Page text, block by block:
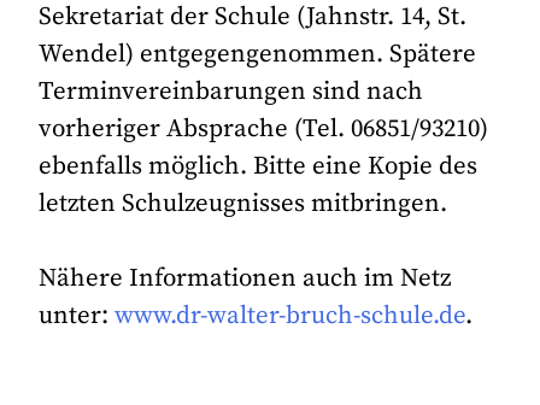
Sekretariat der Schule (Jahnstr. 14, St.
Wendel) entgegengenommen. Spätere
Terminvereinbarungen sind nach
vorheriger Absprache (Tel. 06851/93210)
ebenfalls möglich. Bitte eine Kopie des
letzten Schulzeugnisses mitbringen.
Nähere Informationen auch im Netz
unter:www.dr-walter-bruch-schule.de.